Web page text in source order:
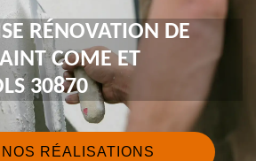
RÉNOVATION DE
COME ET
30870
RÉALISATIONS